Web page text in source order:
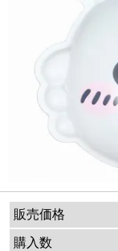
販売価格
購入数